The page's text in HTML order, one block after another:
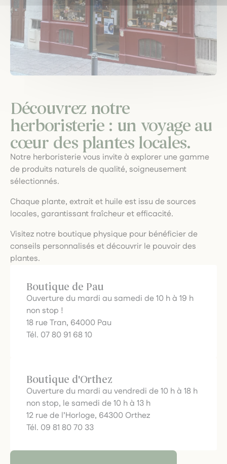
Découvrez notre
herboristerie : un voyage au
cœur des plantes locales.
Notre herboristerie vous invite à explorer une gamme
de produits naturels de qualité, soigneusement
sélectionnés.
Chaque plante, extrait et huile est issu de sources
locales, garantissant fraîcheur et efficacité.
Visitez notre boutique physique pour bénéficier de
conseils personnalisés et découvrir le pouvoir des
plantes.
Boutique de Pau
Ouverture du mardi au samedi de 10 h à 19 h
non stop !
18 rue Tran, 64000 Pau
Tél. 07 80 91 68 10
Boutique d'Orthez
Ouverture du mardi au vendredi de 10 h à 18 h
non stop, le samedi de 10 h à 13 h
12 rue de l’Horloge, 64300 Orthez
Tél. 09 81 80 70 33